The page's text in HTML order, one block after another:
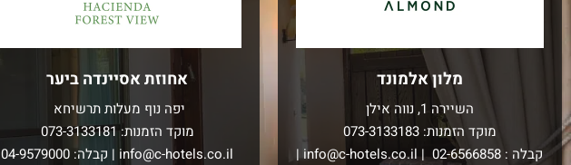
מלון אלמונד
השיירה 1, נווה אילן
מוקד הזמנות:073-3133183
קבלה : 02-6566858
|
info@c-hotels.co.il
|
אחוזת אסיינדה ביער
יפה נוף מעלות תרשיחא
מוקד הזמנות:073-3133181
info@c-hotels.co.il | קבלה: 04-9579000